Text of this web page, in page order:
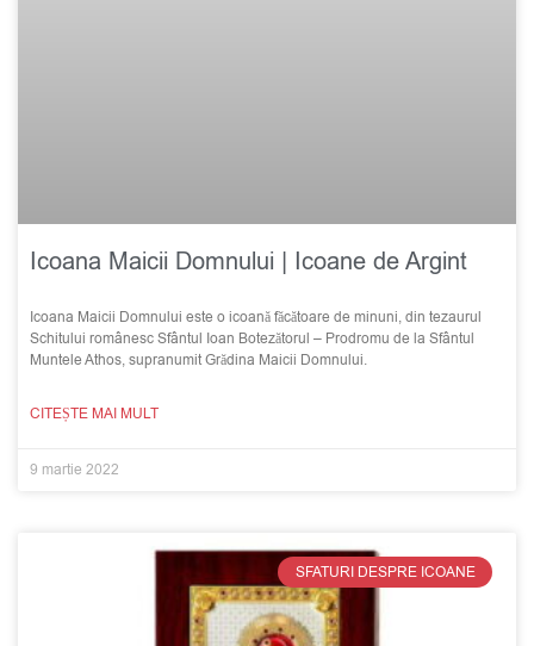
Icoana Maicii Domnului | Icoane de Argint
Icoana Maicii Domnului este o icoană făcătoare de minuni, din tezaurul
Schitului românesc Sfântul Ioan Botezătorul – Prodromu de la Sfântul
Muntele Athos, supranumit Grădina Maicii Domnului.
CITEȘTE MAI MULT
9 martie 2022
SFATURI DESPRE ICOANE